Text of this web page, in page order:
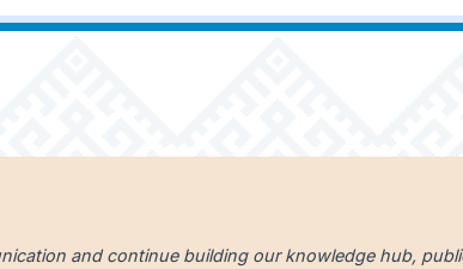
and continue building our knowledge hub,